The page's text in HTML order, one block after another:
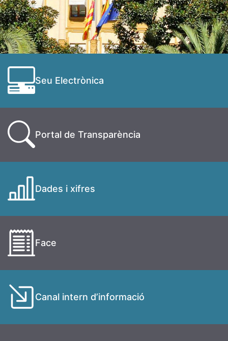
Seu Electrònica
Portal de Transparència
Dades i xifres
Face
Canal intern d’informació